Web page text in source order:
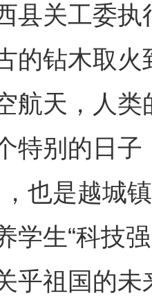
县关工委
的钻木取
航天，人
特别的日
也是越城
学生“科技
乎祖国的